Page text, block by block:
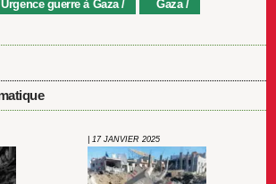
guerre à Gaza
Gaza
| 17 JANVIER 2025